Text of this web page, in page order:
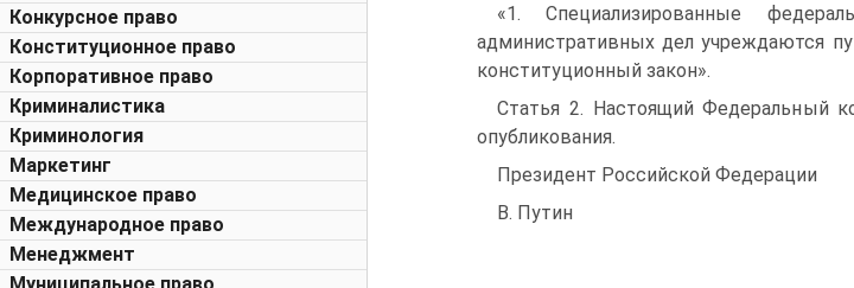
Конкурсное право
Конституционное право
Корпоративное право
Криминалистика
Криминология
Маркетинг
Медицинское право
Международное право
Менеджмент
«1. Специализированные
административных дел учреждаются
конституционный закон».
Статья 2. Настоящий Федеральный
опубликования.
Президент Российской Федерации
В. Путин